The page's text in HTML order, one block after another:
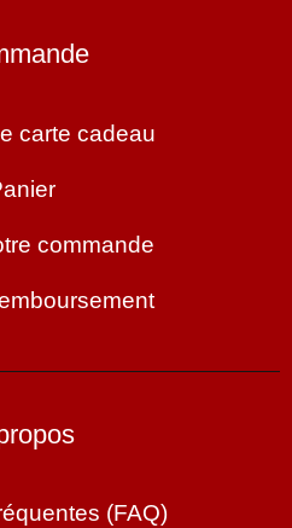
carte cadeau
commande
(FAQ)